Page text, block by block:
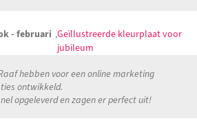
- februari ,Geïllustreerde kleurplaat voor
jubileum
hebben voor een online marketing
ontwikkeld.
opgeleverd en zagen er perfect uit!